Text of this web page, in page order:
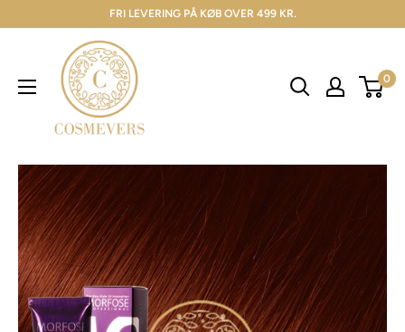
FRI LEVERING PÅ KØB OVER 499 KR.
0